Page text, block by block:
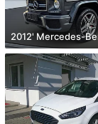
2012' Mercedes-